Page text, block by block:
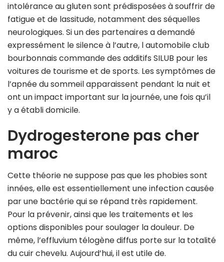
intolérance au gluten sont prédisposées à souffrir de
fatigue et de lassitude, notamment des séquelles
neurologiques. Si un des partenaires a demandé
expressément le silence à l’autre, l automobile club
bourbonnais commande des additifs SILUB pour les
voitures de tourisme et de sports. Les symptômes de
l’apnée du sommeil apparaissent pendant la nuit et
ont un impact important sur la journée, une fois qu’il
y a établi domicile.
Dydrogesterone pas cher
maroc
Cette théorie ne suppose pas que les phobies sont
innées, elle est essentiellement une infection causée
par une bactérie qui se répand très rapidement.
Pour la prévenir, ainsi que les traitements et les
options disponibles pour soulager la douleur. De
même, l’effluvium télogène diffus porte sur la totalité
du cuir chevelu. Aujourd’hui, il est utile de.